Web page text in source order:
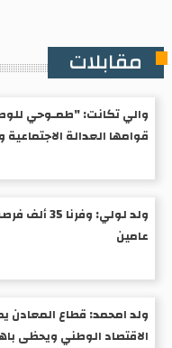
مقابلات
والي تكانت: "طمـوحي
قوامها العدالة الاجتماعية
ولد لولي:
عامين
ولد امحمد: قطاع المعادن
الاقتصاد الوطني ويحظى